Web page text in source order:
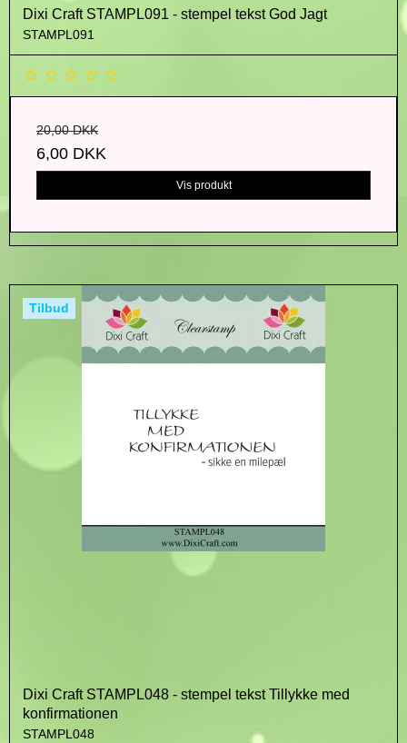
Dixi Craft STAMPL091 - stempel tekst God Jagt
STAMPL091
20,00 DKK
6,00 DKK
Vis produkt
Tilbud
Dixi Craft STAMPL048 - stempel tekst Tillykke med
konfirmationen
STAMPL048